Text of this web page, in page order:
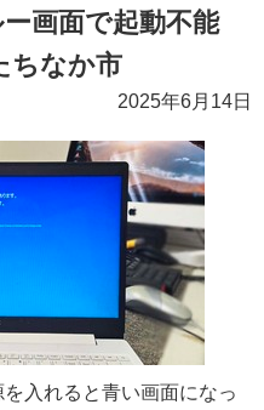
画面で起動不能
ちなか市
2025年6月14日
入れると青い画面になっ